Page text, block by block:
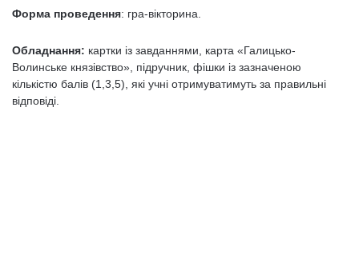
Форма проведення: гра-вікторина.
Обладнання: картки із завданнями, карта «Галицько-
Волинське князівство», підручник, фішки із зазначеною
кількістю балів (1,3,5), які учні отримуватимуть за правильні
відповіді.